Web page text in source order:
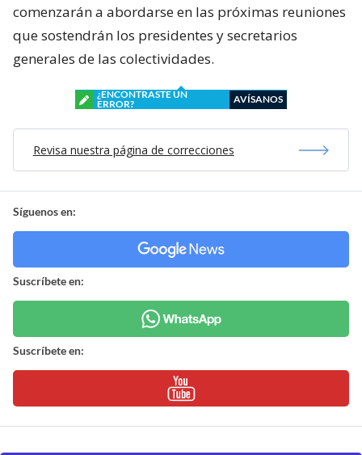
comenzarán a abordarse en las próximas reuniones
que sostendrán los presidentes y secretarios
generales de las colectividades.
¿ENCONTRASTE UN
ERROR?
AVÍSANOS
Revisa nuestra página de correcciones
Síguenos en:
Suscríbete en:
Suscríbete en: